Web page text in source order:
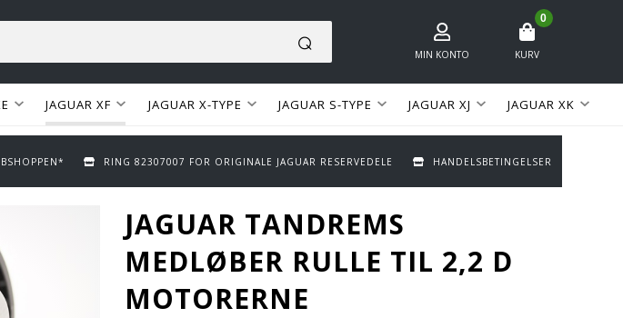
MIN KONTO
0
KURV
JAGUAR XF JAGUAR X-TYPE JAGUAR S-TYPE JAGUAR XJ JAGUAR XK
RING 82307007 FOR ORIGINALE JAGUAR RESERVEDELE HANDELSBETINGELSER
JAGUAR TANDREMS
MEDLØBER RULLE TIL 2,2 D
MOTORERNE